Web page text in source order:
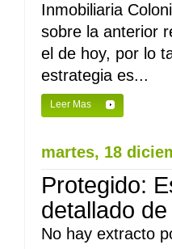
Inmobiliaria
sobre la anterior
el de hoy, por lo
estrategia es...
Leer Mas
martes, 18
Protegido:
detallado
No hay extracto